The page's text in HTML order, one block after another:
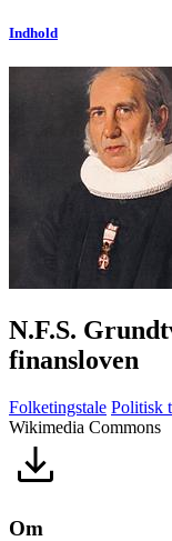
Indhold
N.F.S.
finansloven
Folketingstale Politisk
Wikimedia Commons
Om